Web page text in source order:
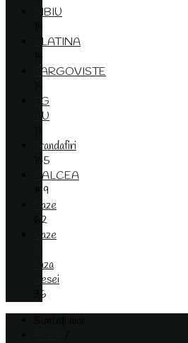
SIBIU
14
SLATINA
14
TARGOVISTE
14
TG
JIU
Trandafiri
145
VALCEA
149
Vaze
62
Vaze
baza
mesei
36